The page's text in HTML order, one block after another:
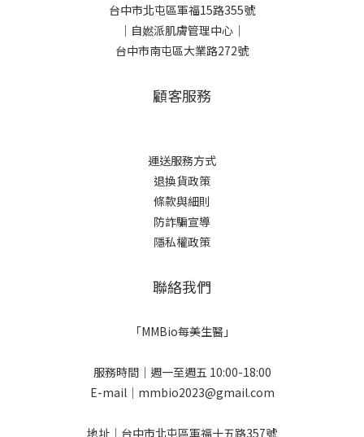
台中市北屯區軍福15路355號
｜自㜣派肌膚管理中心｜
台中市南屯區大業路272號
顧客服務
運送服務方式
退換貨政策
條款與細則
防詐騙宣導
隱私權政策
聯絡我們
「MMBio每美生醫」
服務時間｜週一至週五 10:00-18:00
E-mail｜mmbio2023@gmail.com
地址｜台中市北屯區軍福十五路357號